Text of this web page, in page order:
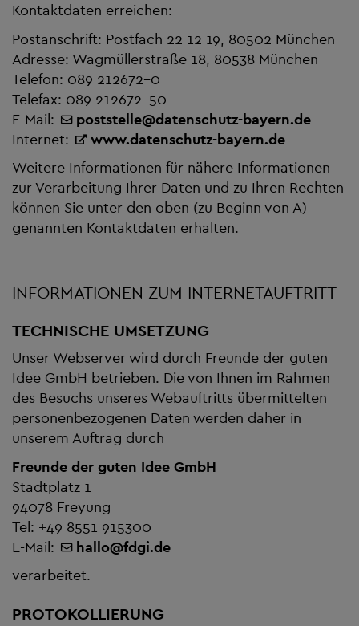
Kontaktdaten erreichen:
Postanschrift: Postfach 22 12 19, 80502 München
Adresse: Wagmüllerstraße 18, 80538 München
Telefon: 089 212672-0
Telefax: 089 212672-50
E-Mail:
poststelle@datenschutz-bayern.de
Internet:
www.datenschutz-bayern.de
Weitere Informationen für nähere Informationen
zur Verarbeitung Ihrer Daten und zu Ihren Rechten
können Sie unter den oben (zu Beginn von A)
genannten Kontaktdaten erhalten.
INFORMATIONEN ZUM INTERNETAUFTRITT
TECHNISCHE UMSETZUNG
Unser Webserver wird durch Freunde der guten
Idee GmbH betrieben. Die von Ihnen im Rahmen
des Besuchs unseres Webauftritts übermittelten
personenbezogenen Daten werden daher in
unserem Auftrag durch
Freunde der guten Idee GmbH
Stadtplatz 1
94078 Freyung
Tel: +49 8551 915300
E-Mail:
hallo@fdgi.de
verarbeitet.
PROTOKOLLIERUNG